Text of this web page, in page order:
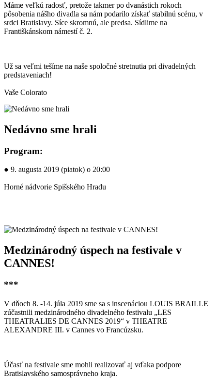
Máme veľkú radosť, pretože takmer po dvanástich rokoch
pôsobenia nášho divadla sa nám podarilo získať stabilnú scénu, v
srdci Bratislavy. Síce skromnú, ale predsa. Sídlime na
Františkánskom námestí č. 2.
Už sa veľmi tešíme na naše spoločné stretnutia pri divadelných
predstaveniach!
Vaše Colorato
Nedávno sme hrali
Program:
● 9. augusta 2019 (piatok) o 20:00
Horné nádvorie Spišského Hradu
Medzinárodný úspech na festivale v
CANNES!
***
V dňoch 8. -14. júla 2019 sme sa s inscenáciou LOUIS BRAILLE
zúčastnili medzinárodného divadelného festivalu „LES
THEATRALIES DE CANNES 2019“ v THEATRE
ALEXANDRE III. v Cannes vo Francúzsku.
Účasť na festivale sme mohli realizovať aj vďaka podpore
Bratislavského samosprávneho kraja.